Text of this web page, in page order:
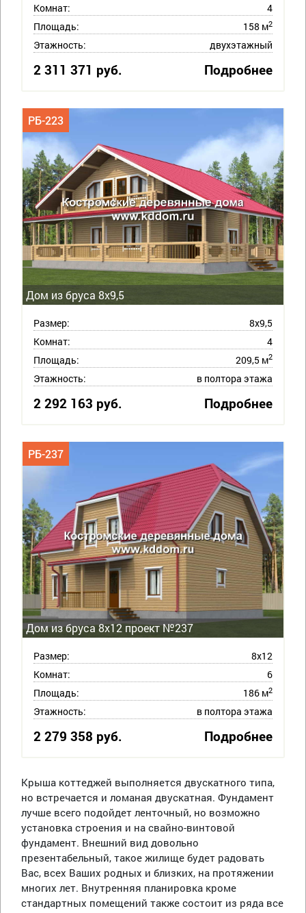
Комнат:
4
Площадь:
158 м2
Этажность: двухэтажный
2 311 371 руб. Подробнее
Дом из бруса 8х9,5
РБ-223
Размер:
8х9,5
Комнат:
4
Площадь:
209,5 м2
Этажность: в полтора этажа
2 292 163 руб. Подробнее
Дом из бруса 8х12 проект №237
РБ-237
Размер:
8х12
Комнат:
6
Площадь:
186 м2
Этажность: в полтора этажа
2 279 358 руб. Подробнее
Крыша коттеджей выполняется двускатного типа,
но встречается и ломаная двускатная. Фундамент
лучше всего подойдет ленточный, но возможно
установка строения и на свайно-винтовой
фундамент. Внешний вид довольно
презентабельный, такое жилище будет радовать
Вас, всех Ваших родных и близких, на протяжении
многих лет. Внутренняя планировка кроме
стандартных помещений также состоит из ряда все